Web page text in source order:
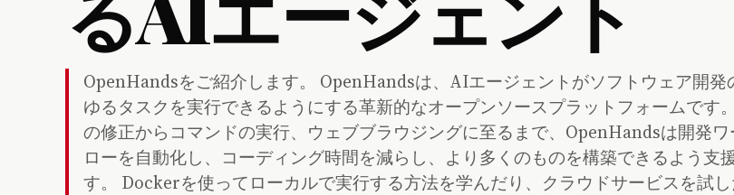
OpenHandsをご紹介します。 OpenHandsは、AIエージェントがソフトウェア開発
ゆるタスクを実行できるようにする革新的なオープンソースプラットフォームです
の修正からコマンドの実行、ウェブブラウジングに至るまで、OpenHandsは開発ワ
ローを自動化し、コーディング時間を減らし、より多くのものを構築できるよう支
す。 Dockerを使ってローカルで実行する方法を学んだり、クラウドサービスを試